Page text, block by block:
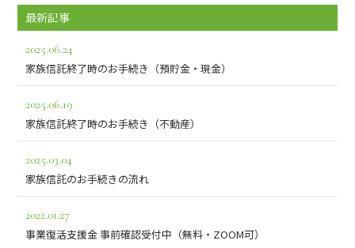
最新記事
2025.06.24
家族信託終了時のお手続き（預貯金・現金）
2025.06.19
家族信託終了時のお手続き（不動産）
2025.03.04
家族信託のお手続きの流れ
2022.01.27
事業復活支援金 事前確認受付中（無料・ZOOM可）